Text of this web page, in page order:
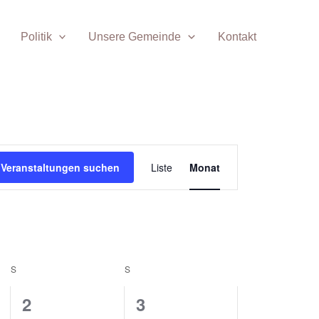
Politik Unsere Gemeinde Kontakt
Veranstaltungen suchen
Ansichten-
Navigation
Liste Monat
S S
0
2
0
3